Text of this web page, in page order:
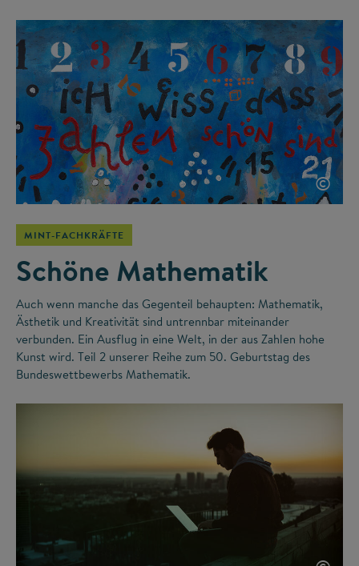
©
MINT-FACHKRÄFTE
Schöne Mathematik
Auch wenn manche das Gegenteil behaupten: Mathematik,
Ästhetik und Kreativität sind untrennbar miteinander
verbunden. Ein Ausflug in eine Welt, in der aus Zahlen hohe
Kunst wird. Teil 2 unserer Reihe zum 50. Geburtstag des
Bundeswettbewerbs Mathematik.